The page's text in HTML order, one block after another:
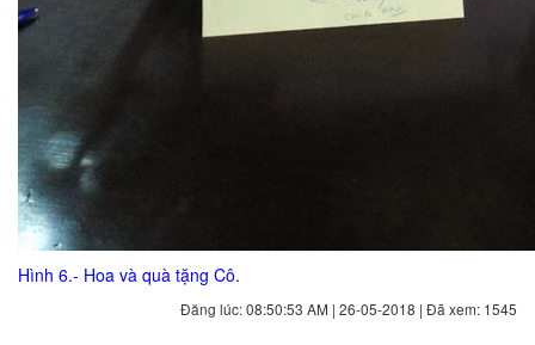
Hình 6.- Hoa và quà tặng Cô.
Đăng lúc: 08:50:53 AM | 26-05-2018 | Đã xem: 1545